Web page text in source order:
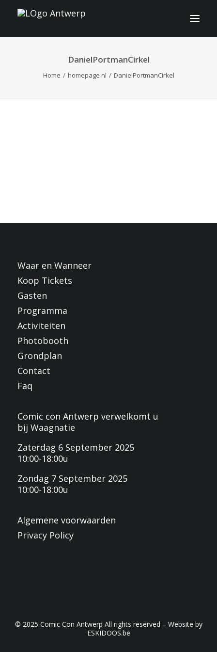
INFO
FRANÇAIS
NEDERLANDS
DanielPortmanCirkel
Home homepage nl DanielPortmanCirkel
Waar en Wanneer
Koop Tickets
Gasten
Programma
Activiteiten
Photobooth
Grondplan
Contact
Faq
Comic con Antwerp verwelkomt u
bij Waagnatie
Zaterdag 6 September 2025
10:00-18:00u
Zondag 7 September 2025
10:00-18:00u
Algemene voorwaarden
Privacy Policy
© 2025 Comic Con Antwerp All rights reserved – Website by
ESKIDOOS.be